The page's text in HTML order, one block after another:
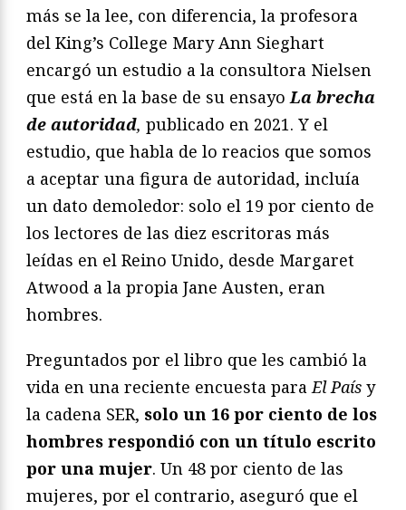
más se la lee, con diferencia, la profesora
del King’s College Mary Ann Sieghart
encargó un estudio a la consultora Nielsen
que está en la base de su ensayo La brecha
de autoridad, publicado en 2021. Y el
estudio, que habla de lo reacios que somos
a aceptar una figura de autoridad, incluía
un dato demoledor: solo el 19 por ciento de
los lectores de las diez escritoras más
leídas en el Reino Unido, desde Margaret
Atwood a la propia Jane Austen, eran
hombres.
Preguntados por el libro que les cambió la
vida en una reciente encuesta para El País y
la cadena SER, solo un 16 por ciento de los
hombres respondió con un título escrito
por una mujer. Un 48 por ciento de las
mujeres, por el contrario, aseguró que el